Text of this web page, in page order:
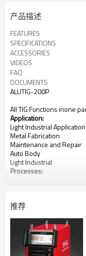
产品描述
FEATURES
SPECIFICATIONS
ACCESSORIES
VIDEOS
FAQ
DOCUMENTS
ALUTIG-200P
All TIG Functions inone
Application:
Light Industrial Application:
Metal Fabrication
Maintenance and Repair
Auto Body
Light Industrial
Processes:
Stick (SMAW)
Amperage Range: 5-200A
Rated Output at 40℃
200A at 18V @60% Duty
Weight: 23kg
推荐